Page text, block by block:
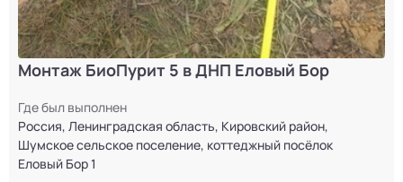
Монтаж БиоПурит 5 в ДНП Еловый Бор
Где был выполнен
Россия, Ленинградская область, Кировский район,
Шумское сельское поселение, коттеджный посёлок
Еловый Бор 1